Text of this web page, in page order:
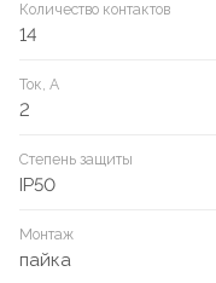
Количество контактов
14
Ток, А
2
Степень защиты
IP50
Монтаж
пайка